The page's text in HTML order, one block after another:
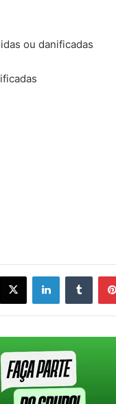
ou danificadas